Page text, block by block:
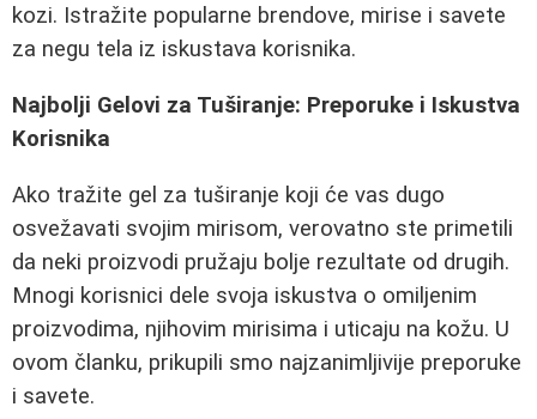
kozi. Istražite popularne brendove, mirise i savete
za negu tela iz iskustava korisnika.
Najbolji Gelovi za Tuširanje: Preporuke i Iskustva
Korisnika
Ako tražite gel za tuširanje koji će vas dugo
osvežavati svojim mirisom, verovatno ste primetili
da neki proizvodi pružaju bolje rezultate od drugih.
Mnogi korisnici dele svoja iskustva o omiljenim
proizvodima, njihovim mirisima i uticaju na kožu. U
ovom članku, prikupili smo najzanimljivije preporuke
i savete.